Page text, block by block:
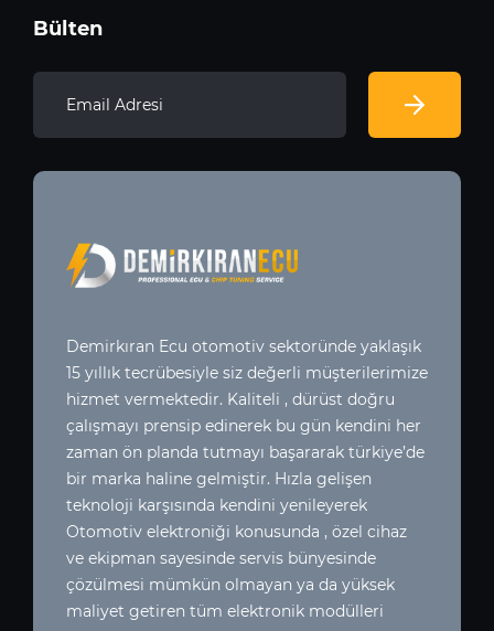
Bülten
Demirkıran Ecu otomotiv sektoründe yaklaşık
15 yıllık tecrübesiyle siz değerli müşterilerimize
hizmet vermektedir. Kaliteli , dürüst doğru
çalışmayı prensip edinerek bu gün kendini her
zaman ön planda tutmayı başararak türkiye’de
bir marka haline gelmiştir. Hızla gelişen
teknoloji karşısında kendini yenileyerek
Otomotiv elektroniği konusunda , özel cihaz
ve ekipman sayesinde servis bünyesinde
çözülmesi mümkün olmayan ya da yüksek
maliyet getiren tüm elektronik modülleri